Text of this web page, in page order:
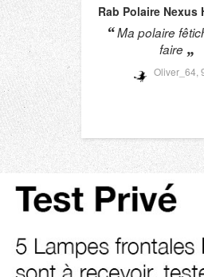
Rab Polaire Nexus
Ma polaire
faire
Oliver_64,